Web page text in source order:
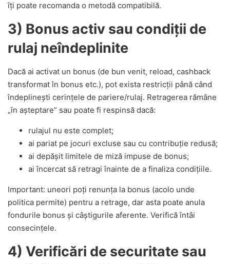
îți poate recomanda o metodă compatibilă.
3) Bonus activ sau condiții de
rulaj neîndeplinite
Dacă ai activat un bonus (de bun venit, reload, cashback
transformat în bonus etc.), pot exista restricții până când
îndeplinești cerințele de pariere/rulaj. Retragerea rămâne
„în așteptare” sau poate fi respinsă dacă:
rulajul nu este complet;
ai pariat pe jocuri excluse sau cu contribuție redusă;
ai depășit limitele de miză impuse de bonus;
ai încercat să retragi înainte de a finaliza condițiile.
Important: uneori poți renunța la bonus (acolo unde
politica permite) pentru a retrage, dar asta poate anula
fondurile bonus și câștigurile aferente. Verifică întâi
consecințele.
4) Verificări de securitate sau